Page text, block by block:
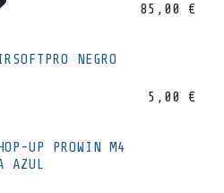
85,00 €
NEGRO
5,00 €
UP PROWIN M4
AZUL